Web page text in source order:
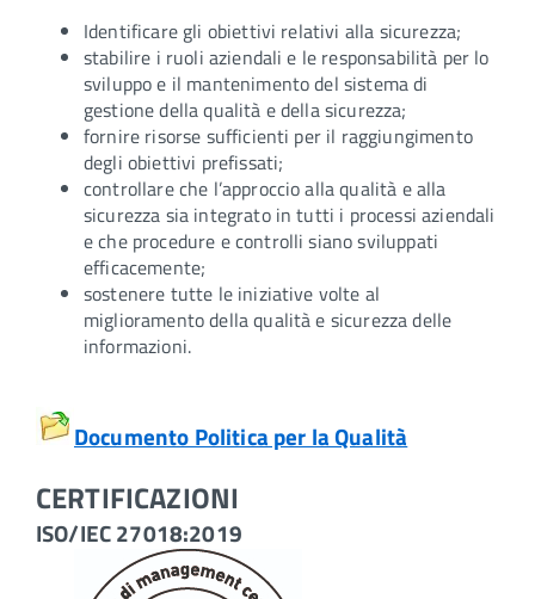
Identificare gli obiettivi relativi alla sicurezza;
stabilire i ruoli aziendali e le responsabilità per lo
sviluppo e il mantenimento del sistema di
gestione della qualità e della sicurezza;
fornire risorse sufficienti per il raggiungimento
degli obiettivi prefissati;
controllare che l’approccio alla qualità e alla
sicurezza sia integrato in tutti i processi aziendali
e che procedure e controlli siano sviluppati
efficacemente;
sostenere tutte le iniziative volte al
miglioramento della qualità e sicurezza delle
informazioni.
Documento Politica per la Qualità
CERTIFICAZIONI
ISO/IEC 27018:2019